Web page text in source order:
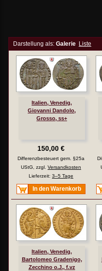
Darstellung als: Galerie Liste
Italien, Venedig,
Giovanni Dandolo,
Grosso, ss+
150,00 €
Differenzbesteuert gem. §25a
UStG, zzgl. Versandkosten
Lieferzeit: 3–5 Tage
In den Warenkorb
Italien, Venedig,
Bartolomeo Gradenigo,
Zecchino o.J., f.vz